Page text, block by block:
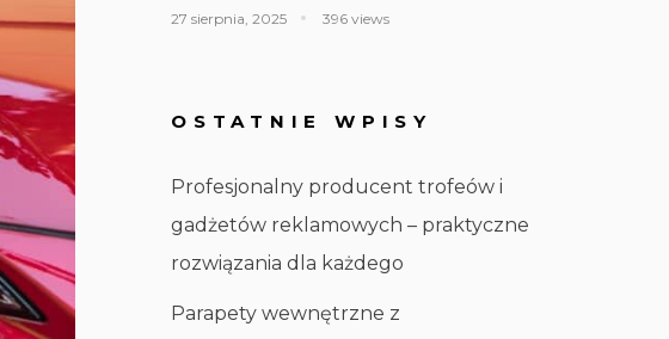
27 sierpnia, 2025 396 views
OSTATNIE WPISY
Profesjonalny producent trofeów i
gadżetów reklamowych – praktyczne
rozwiązania dla każdego
Parapety wewnętrzne z